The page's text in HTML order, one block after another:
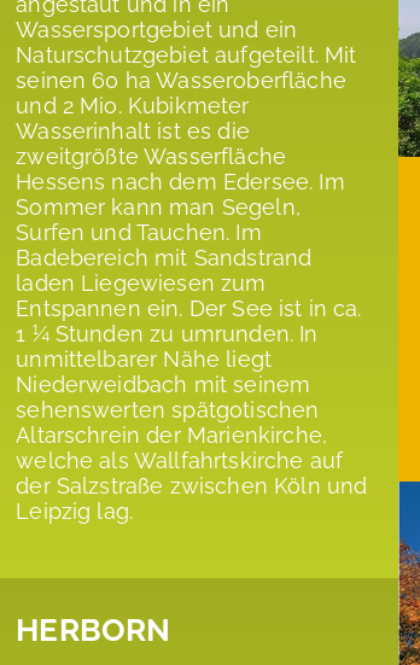
Wassersportgebiet und ein
Naturschutzgebiet aufgeteilt. Mit
seinen 60 ha Wasseroberfläche
und 2 Mio. Kubikmeter
Wasserinhalt ist es die
zweitgrößte Wasserfläche
Hessens nach dem Edersee. Im
Sommer kann man Segeln,
Surfen und Tauchen. Im
Badebereich mit Sandstrand
laden Liegewiesen zum
Entspannen ein. Der See ist in ca.
1 ¼ Stunden zu umrunden. In
unmittelbarer Nähe liegt
Niederweidbach mit seinem
sehenswerten spätgotischen
Altarschrein der Marienkirche,
welche als Wallfahrtskirche auf
der Salzstraße zwischen Köln und
Leipzig lag.
HERBORN